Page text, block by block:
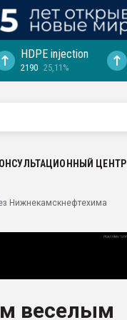
HDPE injection
2190 25,11%
ЦЕНТР
Нижнекамскнефтехима
веселым